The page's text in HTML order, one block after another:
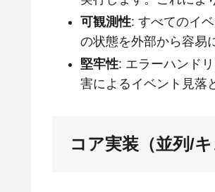
可観測性: すべてのイ
の状態を外部から容易
堅牢性: エラーハンド
害によるイベント見落
コア実装（並列/